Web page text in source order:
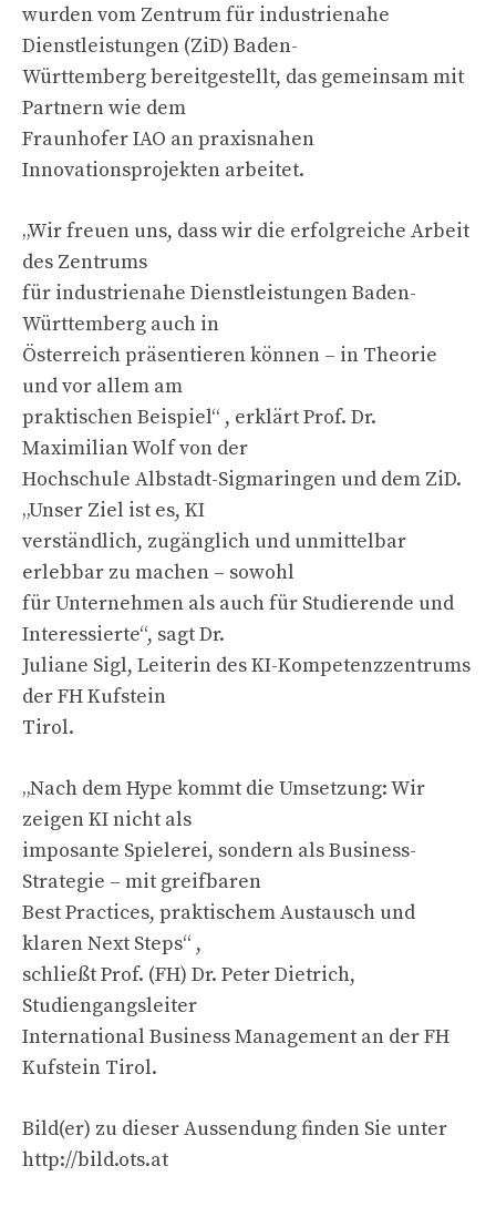
wurden vom Zentrum für industrienahe
Dienstleistungen (ZiD) Baden-
Württemberg bereitgestellt, das gemeinsam mit
Partnern wie dem
Fraunhofer IAO an praxisnahen
Innovationsprojekten arbeitet.
„Wir freuen uns, dass wir die erfolgreiche Arbeit
des Zentrums
für industrienahe Dienstleistungen Baden-
Württemberg auch in
Österreich präsentieren können – in Theorie
und vor allem am
praktischen Beispiel“ , erklärt Prof. Dr.
Maximilian Wolf von der
Hochschule Albstadt-Sigmaringen und dem ZiD.
„Unser Ziel ist es, KI
verständlich, zugänglich und unmittelbar
erlebbar zu machen – sowohl
für Unternehmen als auch für Studierende und
Interessierte“, sagt Dr.
Juliane Sigl, Leiterin des KI-Kompetenzzentrums
der FH Kufstein
Tirol.
„Nach dem Hype kommt die Umsetzung: Wir
zeigen KI nicht als
imposante Spielerei, sondern als Business-
Strategie – mit greifbaren
Best Practices, praktischem Austausch und
klaren Next Steps“ ,
schließt Prof. (FH) Dr. Peter Dietrich,
Studiengangsleiter
International Business Management an der FH
Kufstein Tirol.
Bild(er) zu dieser Aussendung finden Sie unter
http://bild.ots.at